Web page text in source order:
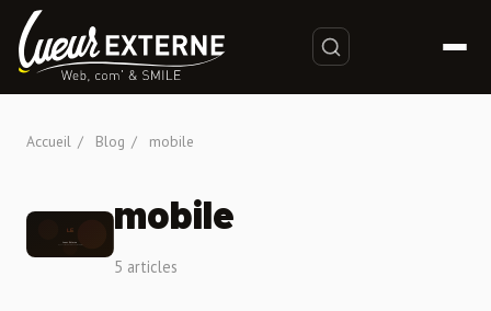
Accueil / Blog / mobile
mobile
5 articles